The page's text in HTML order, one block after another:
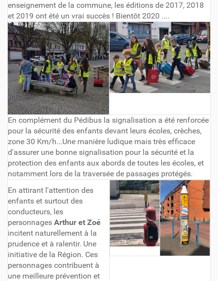
enseignement de la commune, les éditions de 2017, 2018
et 2019 ont été un vrai succès ! Bientôt 2020 ....
En complément du Pédibus la signalisation a été renforcée
pour la sécurité des enfants devant leurs écoles, crèches,
zone 30 Km/h...Une manière ludique mais très efficace
d'assurer une bonne signalisation pour la sécurité et la
protection des enfants aux abords de toutes les écoles, et
notamment lors de la traversée de passages protégés.
En attirant l'attention des
enfants et surtout des
conducteurs, les
personnages Arthur et Zoé
incitent naturellement à la
prudence et à ralentir. Une
initiative de la Région. Ces
personnages contribuent à
une meilleure prévention et